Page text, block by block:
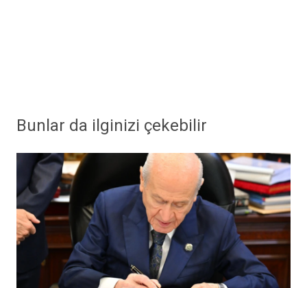
Bunlar da ilginizi çekebilir